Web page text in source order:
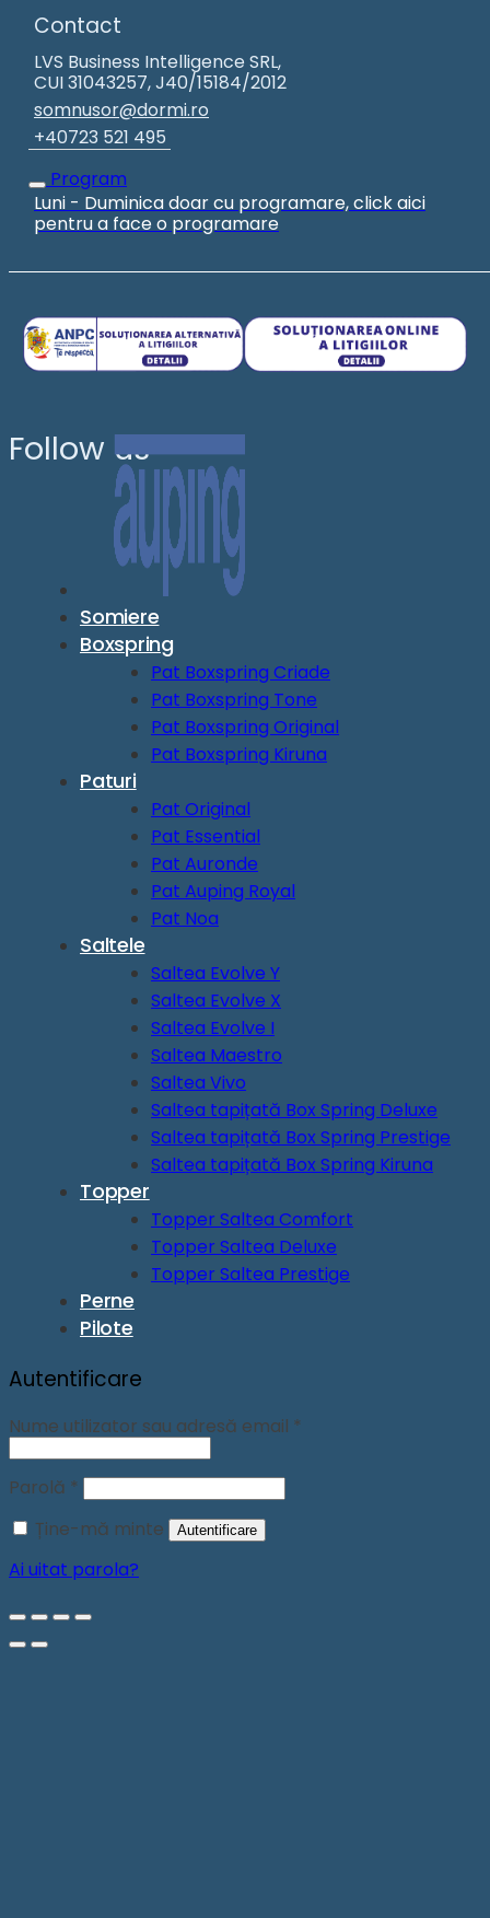
Contact
LVS Business Intelligence SRL,
CUI 31043257, J40/15184/2012
somnusor@dormi.ro
+40723 521 495
Program
Luni - Duminica doar cu programare, click aici
pentru a face o programare
Follow us
Somiere
Boxspring
Pat Boxspring Criade
Pat Boxspring Tone
Pat Boxspring Original
Pat Boxspring Kiruna
Paturi
Pat Original
Pat Essential
Pat Auronde
Pat Auping Royal
Pat Noa
Saltele
Saltea Evolve Y
Saltea Evolve X
Saltea Evolve I
Saltea Maestro
Saltea Vivo
Saltea tapițată Box Spring Deluxe
Saltea tapițată Box Spring Prestige
Saltea tapițată Box Spring Kiruna
Topper
Topper Saltea Comfort
Topper Saltea Deluxe
Topper Saltea Prestige
Perne
Pilote
Autentificare
Nume utilizator sau adresă email *
Parolă * Obligatoriu
Ține-mă minte
Autentificare
Ai uitat parola?